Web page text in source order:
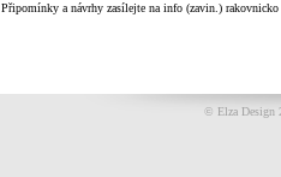
Připomínky a návrhy zasílejte na info (zavin.) rakovnicko
© Elza Design